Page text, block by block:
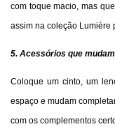
com toque macio, mas
assim na coleção Lumière
5. Acessórios que
Coloque um cinto, um
espaço e mudam
com os complementos